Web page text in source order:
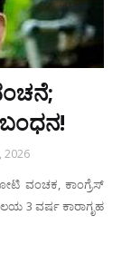
ವಂಚಕ, ಕಾಂಗ್ರೆಸ್
3 ವರ್ಷ ಕಾರಾಗೃಹ